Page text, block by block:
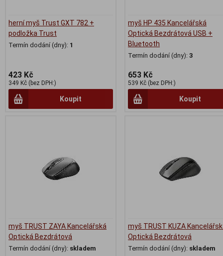
herní myš Trust GXT 782 +
podložka Trust
Termín dodání (dny): 1
423 Kč
349 Kč (bez DPH:)
Koupit
myš HP 435 Kancelářská
Optická Bezdrátová USB +
Bluetooth
Termín dodání (dny): 3
653 Kč
539 Kč (bez DPH:)
Koupit
myš TRUST ZAYA Kancelářská
Optická Bezdrátová
Termín dodání (dny): skladem
myš TRUST KUZA
Optická Bezdrátová
Termín dodání (dny): skladem